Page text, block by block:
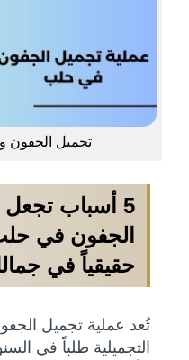
تجميل الجفون
5 أسباب
الجفون في حلب
حقيقياً في
تُعد عملية تجميل
التجميلية طلباً في